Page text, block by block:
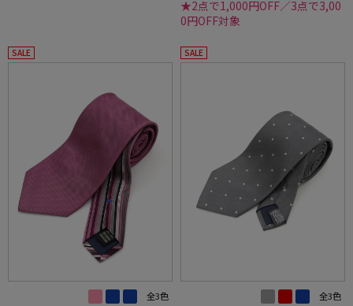
★2点で1,000円OFF／3点で3,00
0円OFF対象
SALE
全3色
SALE
全3色